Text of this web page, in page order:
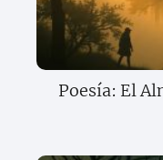
Poesía: El